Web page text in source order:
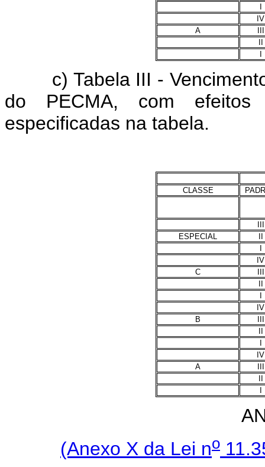
I
IV
A
III
II
I
c) Tabela III - Vencimento
do PECMA, com
especificadas na tabela.
CLASSE
III
ESPECIAL
II
I
IV
C
III
II
I
IV
B
III
II
I
IV
A
III
II
I
(Anexo X da Lei no